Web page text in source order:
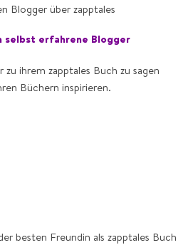
selbst erfahrene Blogger
zu ihrem zapptales Buch zu sagen
Büchern inspirieren.